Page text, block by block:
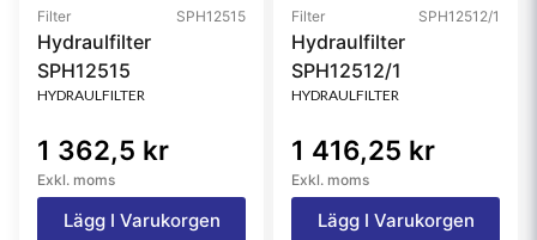
Filter SPH12515
Hydraulfilter
SPH12515
HYDRAULFILTER
1 362,5 kr
Exkl. moms
Lägg I Varukorgen
Filter SPH12512/1
Hydraulfilter
SPH12512/1
HYDRAULFILTER
1 416,25 kr
Exkl. moms
Lägg I Varukorgen